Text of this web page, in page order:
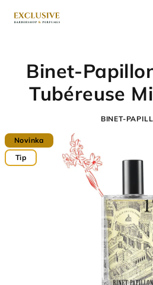
Binet-
Tubéreuse
BINET-
Novinka
Tip